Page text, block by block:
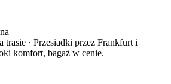
trasie · Przesiadki przez Frankfurt i
komfort, bagaż w cenie.